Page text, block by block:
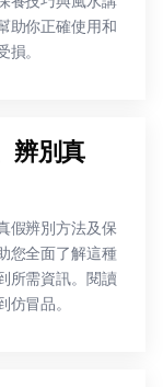
助你正確使用和
。
辨別真
假辨別方法及保
您全面了解這種
所需資訊。閱讀
冒品。